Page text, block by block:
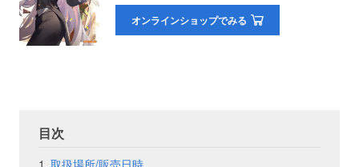
オンラインショップでみる
目次
取扱場所/販売日時
お問い合わせ 取材のお申し込み